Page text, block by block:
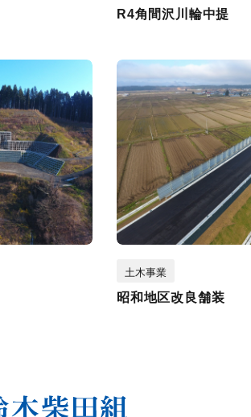
R4角間沢川輪中提
土木事業
昭和地区改良舗装